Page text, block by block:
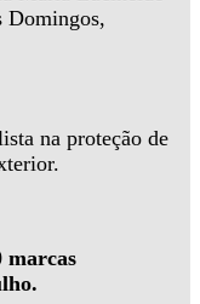
Domingos,
na proteção de
marcas